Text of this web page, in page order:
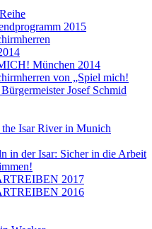
2015
München 2014
von „Spiel mich!
Josef Schmid
Isar River in Munich
in der Isar: Sicher in die Arbeit
2017
2016